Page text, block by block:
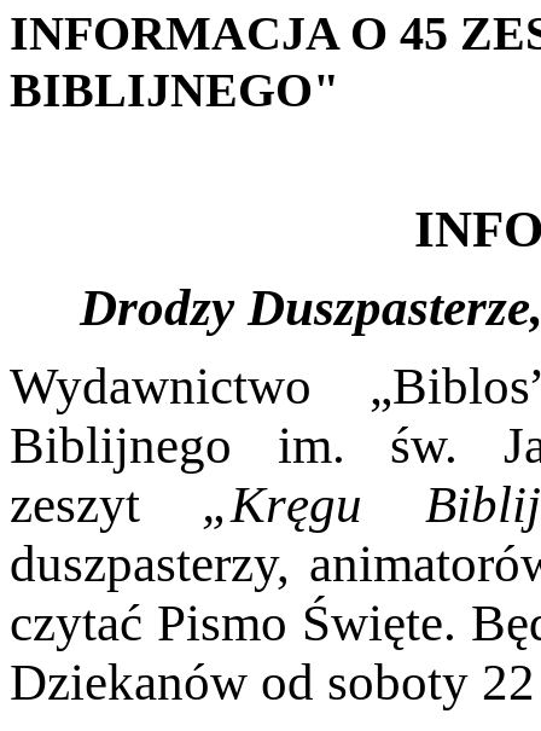
INFORMACJA O 45
BIBLIJNEGO"
Drodzy
Wydawnictwo
Biblijnego im. św.
zeszyt „Kręgu
duszpasterzy,
czytać Pismo Święte.
Dziekanów od soboty